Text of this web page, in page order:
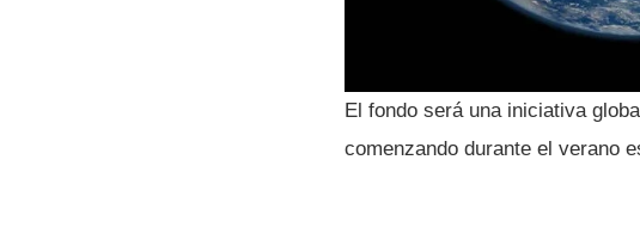
El fondo será una iniciativa
comenzando durante el verano